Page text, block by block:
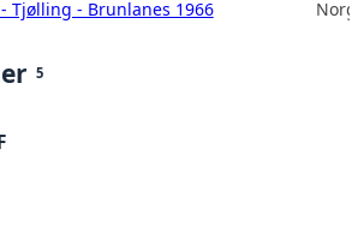
Tjølling - Brunlanes 1966
5